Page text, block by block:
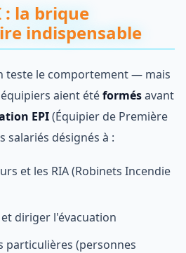
: la brique
indispensable
teste le comportement — mais
aient étéformésavant
EPI(Équipier de Première
désignés à :
et les RIA (Robinets Incendie
diriger l'évacuation
particulières (personnes